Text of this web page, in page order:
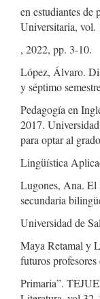
en estudiantes de
Universitaria, vol.
, 2022, pp. 3-10.
López, Álvaro.
y séptimo
Pedagogía en
2017.
para optar al
Lingüística
Lugones, Ana. El
secundaria
Universidad de
Maya Retamal y
futuros
Primaria”.